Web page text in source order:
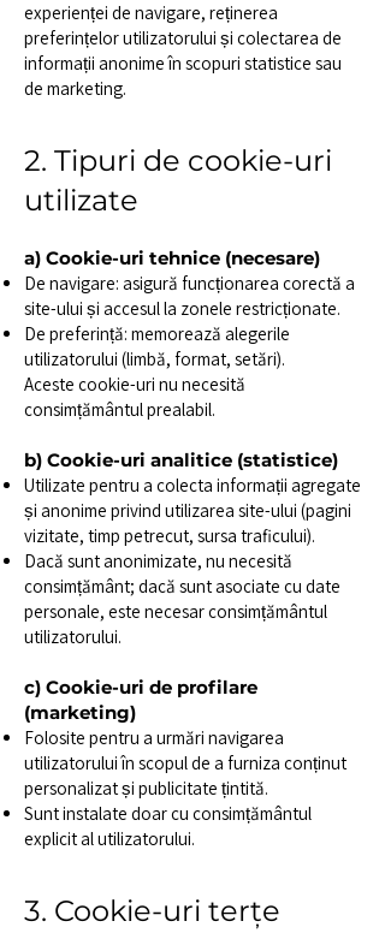
experienței de navigare, reținerea
preferințelor utilizatorului și colectarea de
informații anonime în scopuri statistice sau
de marketing.
2. Tipuri de cookie-uri
utilizate
a) Cookie-uri tehnice (necesare)
De navigare: asigură funcționarea corectă a
site-ului și accesul la zonele restricționate.
De preferință: memorează alegerile
utilizatorului (limbă, format, setări).
Aceste cookie-uri nu necesită
consimțământul prealabil.
b) Cookie-uri analitice (statistice)
Utilizate pentru a colecta informații agregate
și anonime privind utilizarea site-ului (pagini
vizitate, timp petrecut, sursa traficului).
Dacă sunt anonimizate, nu necesită
consimțământ; dacă sunt asociate cu date
personale, este necesar consimțământul
utilizatorului.
c) Cookie-uri de profilare
(marketing)
Folosite pentru a urmări navigarea
utilizatorului în scopul de a furniza conținut
personalizat și publicitate țintită.
Sunt instalate doar cu consimțământul
explicit al utilizatorului.
3. Cookie-uri terțe